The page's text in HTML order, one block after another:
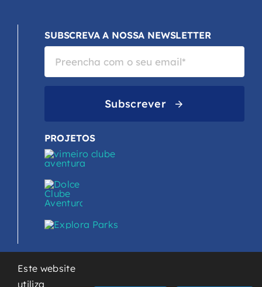
SUBSCREVA A NOSSA NEWSLETTER
Subscrever
PROJETOS
Este website
utiliza